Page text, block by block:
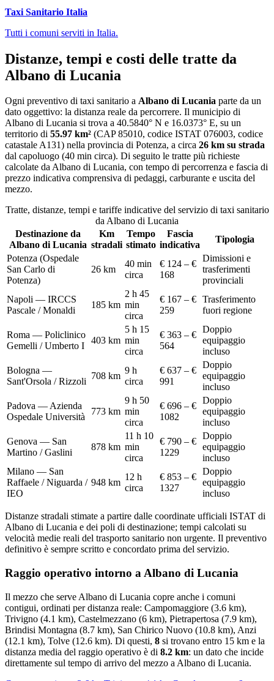
Taxi Sanitario Italia
Tutti i comuni serviti in Italia.
Distanze, tempi e costi delle tratte da
Albano di Lucania
Ogni preventivo di taxi sanitario a Albano di Lucania parte da un
dato oggettivo: la distanza reale da percorrere. Il municipio di
Albano di Lucania si trova a 40.5840° N e 16.0373° E, su un
territorio di 55.97 km² (CAP85010, codice ISTAT 076003, codice
catastaleA131) nella provincia di Potenza, a circa 26 km su strada
dal capoluogo (40 min circa). Di seguito le tratte più richieste
calcolate daAlbano di Lucania, con tempo di percorrenza e fascia di
prezzo indicativa comprensiva di pedaggi, carburante e uscita del
mezzo.
Tratte, distanze, tempi e tariffe indicative del servizio di taxi sanitario
daAlbano di Lucania
Destinazione da
Albano di Lucania
Km
stradali
Tempo
stimato
Fascia
indicativa
Tipologia
Potenza (Ospedale
San Carlo di
Potenza)
26 km
40 min
circa
€ 124 – €
168
Dimissioni e
trasferimenti
provinciali
Napoli — IRCCS
Pascale / Monaldi
185 km
2 h 45
min
circa
€ 167 – €
259
Trasferimento
fuori regione
Roma — Policlinico
Gemelli / Umberto I
403 km
5 h 15
min
circa
€ 363 – €
564
Doppio
equipaggio
incluso
Bologna —
Sant'Orsola / Rizzoli
708 km
9 h
circa
€ 637 – €
991
Doppio
equipaggio
incluso
Padova — Azienda
Ospedale Università
773 km
9 h 50
min
circa
€ 696 – €
1082
Doppio
equipaggio
incluso
Genova — San
Martino / Gaslini
878 km
11 h 10
min
circa
€ 790 – €
1229
Doppio
equipaggio
incluso
Milano — San
Raffaele / Niguarda /
IEO
948 km
12 h
circa
€ 853 – €
1327
Doppio
equipaggio
incluso
Distanze stradali stimate a partire dalle coordinate ufficiali ISTAT di
Albano di Lucania e dei poli di destinazione; tempi calcolati su
velocità medie reali del trasporto sanitario non urgente. Il preventivo
definitivo è sempre scritto e concordato prima del servizio.
Raggio operativo intorno a Albano di Lucania
Il mezzo che serve Albano di Lucania copre anche i comuni
contigui, ordinati per distanza reale: Campomaggiore (3.6 km),
Trivigno (4.1 km), Castelmezzano (6 km), Pietrapertosa (7.9 km),
Brindisi Montagna (8.7 km), San Chirico Nuovo (10.8 km), Anzi
(12.1 km), Tolve (12.6 km). Di questi, 8 si trovano entro 15 km e la
distanza media del raggio operativo è di 8.2 km: un dato che incide
direttamente sul tempo di arrivo del mezzo a Albano di Lucania.